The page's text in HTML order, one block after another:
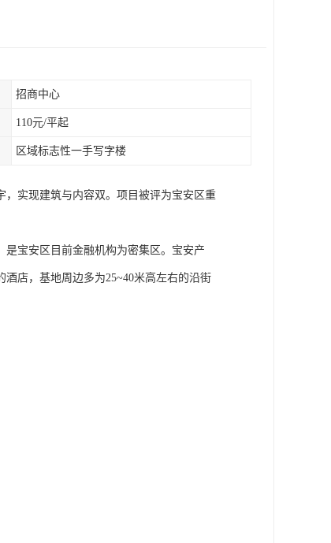
招商中心
110元/平起
区域标志性一手写字楼
实现建筑与内容双。项目被评为宝安区重
宝安区目前金融机构为密集区。宝安产
店，基地周边多为25~40米高左右的沿街